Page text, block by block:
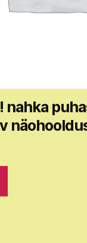
nahka